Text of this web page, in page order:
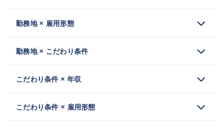
勤務地 × 雇用形態
勤務地 × こだわり条件
こだわり条件 × 年収
こだわり条件 × 雇用形態